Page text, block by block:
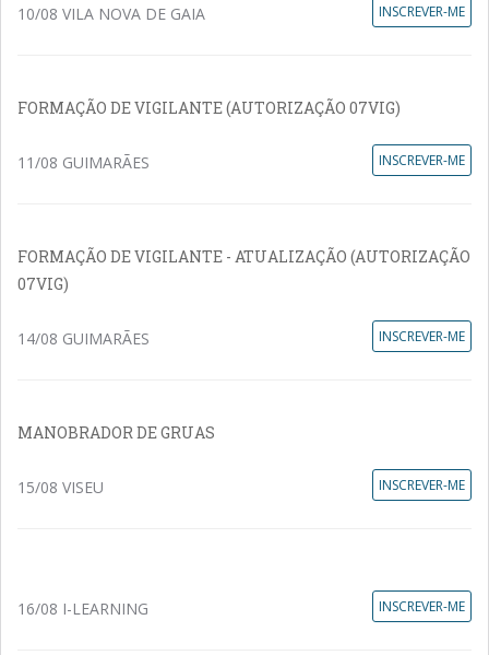
10/08 VILA NOVA DE GAIA INSCREVER-ME
FORMAÇÃO DE VIGILANTE (AUTORIZAÇÃO 07VIG)
11/08 GUIMARÃES INSCREVER-ME
FORMAÇÃO DE VIGILANTE - ATUALIZAÇÃO (AUTORIZAÇÃO
07VIG)
14/08 GUIMARÃES INSCREVER-ME
MANOBRADOR DE GRUAS
15/08 VISEU INSCREVER-ME
16/08 I-LEARNING INSCREVER-ME